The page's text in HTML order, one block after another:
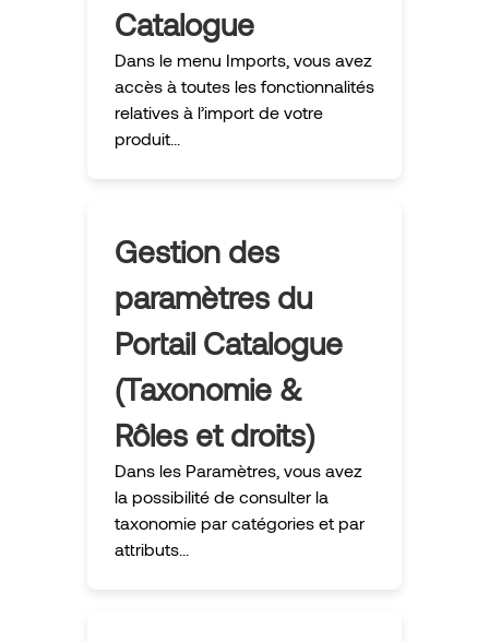
Catalogue
Dans le menu Imports, vous avez
accès à toutes les fonctionnalités
relatives à l’import de votre
produit...
Gestion des
paramètres du
Portail Catalogue
(Taxonomie &
Rôles et droits)
Dans les Paramètres, vous avez
la possibilité de consulter la
taxonomie par catégories et par
attributs...